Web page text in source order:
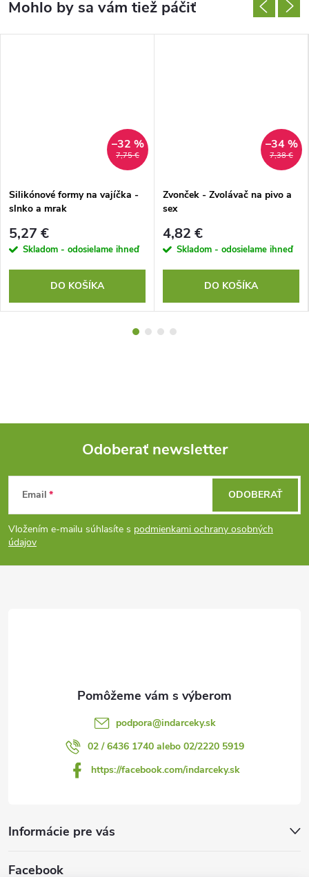
7,75 €
–32 %
Silikónové formy na vajíčka -
slnko a mrak
5,27 €
Skladom - odosielame ihneď
DO KOŠÍKA
7,38 €
–34 %
Zvonček - Zvolávač na pivo a
sex
4,82 €
Skladom - odosielame ihneď
DO KOŠÍKA
Z
á
p
Odoberať newsletter
Email
Vložením e-mailu súhlasíte s podmienkami ochrany osobných
údajov
ODOBERAŤ
podpora@indarceky.sk
02 / 6436 1740 alebo 02/2220 5919
https://facebook.com/indarceky.sk
Informácie pre vás
Facebook